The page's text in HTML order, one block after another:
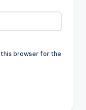
this browser for the